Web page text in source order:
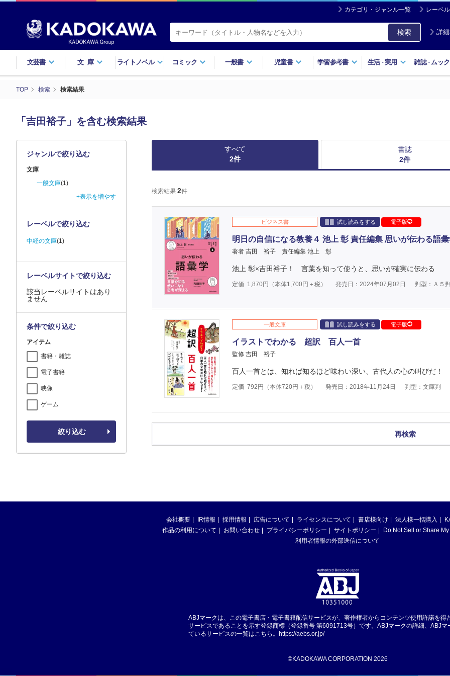
カテゴリ・ジャンル一覧 レーベ
検索 詳
文芸書 文庫 ライトノベル コミック 一般書 児童書 学習参考書 生活・実用 雑誌・ ムック
TOP 検索 検索結果
「吉田裕子」を含む検索結果
すべて
2件
書誌
2件
検索結果 2件
ビジネス書 試し読みをする 電子版
明日の自信になる教養４ 池上 彰 責任編集 思いが伝わる語
著者 吉田 裕子 責任編集 池上 彰
池上 彰×吉田裕子！ 言葉を知って使うと、思いが確実に伝わる
定価 1,870円（本体1,700円＋税） 発売日：2024年07月02日 判型：Ａ５
一般文庫 試し読みをする 電子版
イラストでわかる 超訳 百人一首
監修 吉田 裕子
百人一首とは、知れば知るほど味わい深い、古代人の心の叫びだ！
定価 792 円（本体720円＋税） 発売日：2018年11月24日 判型：文庫判
再検索
ジャンルで絞り込む
文庫
一般文庫(1)
+表示を増やす
レーベルで絞り込む
中経の文庫(1)
レーベルサイトで絞り込む
該当レーベルサイトはあり
ません
条件で絞り込む
アイテム
書籍・雑誌
電子書籍
映像
ゲーム
絞り込む
会社概要 IR情報 採用情報 広告について ライセンスについて 書店様向け 法人様一括購入
作品の利用について
お問い合わせ プライバシーポリシー サイトポリシー
Do Not Sell or Share
利用者情報の外部送信について
ABJマークは、この電子書店・電子書籍配信サービスが、著作権者からコンテンツ使用許諾を得
サービスであることを示す登録商標（登録番号 第6091713号）です。ABJマークの詳細、ABJマ
ているサービスの一覧はこちら。 https://aebs.or.jp/
©KADOKAWA CORPORATION 2026